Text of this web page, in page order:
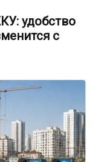
удобство
с